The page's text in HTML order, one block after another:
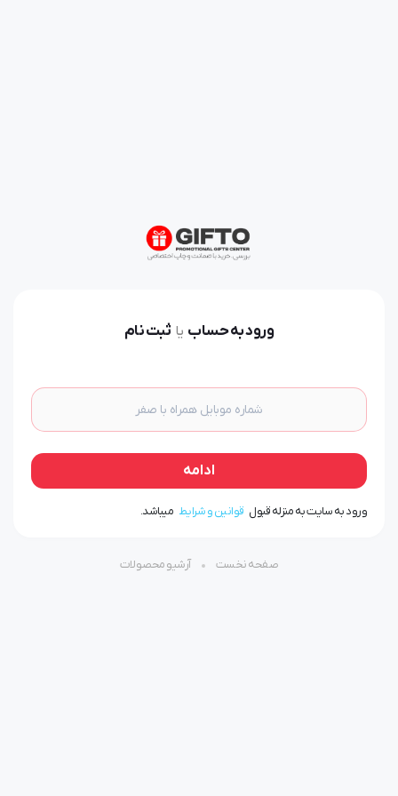
ورود به حساب یا ثبت نام
ادامه
ورود به سایت به منزله قبول قوانین و شرایط میباشد.
صفحه نخست آرشیو محصولات